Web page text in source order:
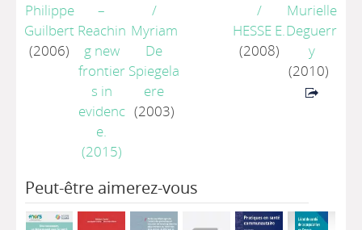
Philippe
Guilbert
(2006)
–
Reachin
g new
frontier
s in
evidenc
e.
(2015)
/
Myriam
De
Spiegela
ere
(2003)
/
HESSE E.
(2008)
Murielle
Deguerr
y
(2010)
Peut-être aimerez-vous